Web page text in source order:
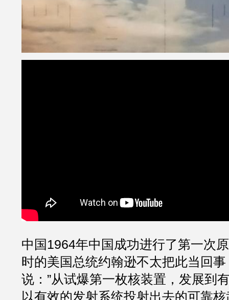
中国1964年中国成功进行了第一次
时的美国总统约翰逊不太把此当回
说：”从试爆第一枚核装置，发展到
以有效的发射系统投射出去的可靠